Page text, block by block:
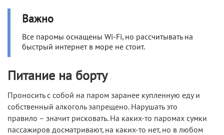
Важно
Все паромы оснащены Wi-Fi, но рассчитывать на
быстрый интернет в море не стоит.
Питание на борту
Проносить с собой на паром заранее купленную еду и
собственный алкоголь запрещено. Нарушать это
правило – значит рисковать. На каких-то паромах сумки
пассажиров досматривают, на каких-то нет, но в любом